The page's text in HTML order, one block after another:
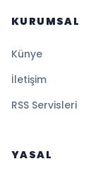
KURUMSAL
Künye
İletişim
RSS Servisleri
YASAL